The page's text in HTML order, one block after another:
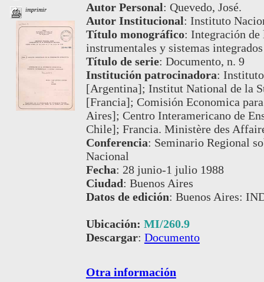
imprimir Autor Personal: Quevedo, José.
Autor Institucional: Instituto
Título monográfico: Integración de
instrumentales y sistemas integrados
Título de serie: Documento, n. 9
Institución patrocinadora:
[Argentina]; Institut National de la
[Francia]; Comisión Economica
Aires]; Centro Interamericano de
Chile]; Francia. Ministère des
Conferencia: Seminario Regional
Nacional
Fecha: 28 junio-1 julio 1988
Ciudad: Buenos Aires
Datos de edición: Buenos Aires:
Ubicación: MI/260.9
Descargar: Documento
Otra información